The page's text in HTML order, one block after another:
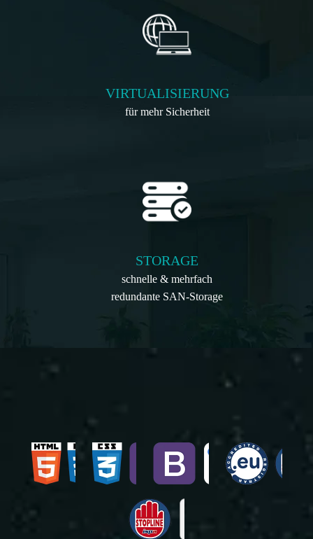
VIRTUALISIERUNG
für mehr Sicherheit
STORAGE
schnelle & mehrfach
redundante SAN-Storage